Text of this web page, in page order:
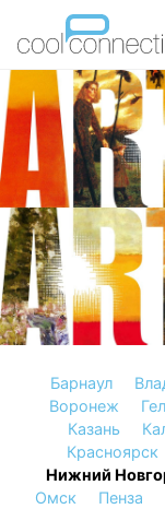
Барнаул
Воронеж
Казань
Красноярск
Нижний
Омск
Пенза